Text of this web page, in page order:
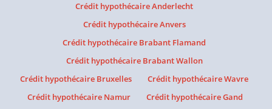
Crédit hypothécaire Anderlecht
Crédit hypothécaire Anvers
Crédit hypothécaire Brabant Flamand
Crédit hypothécaire Brabant Wallon
Crédit hypothécaire Bruxelles
Crédit hypothécaire Wavre
Crédit hypothécaire Namur
Crédit hypothécaire Gand